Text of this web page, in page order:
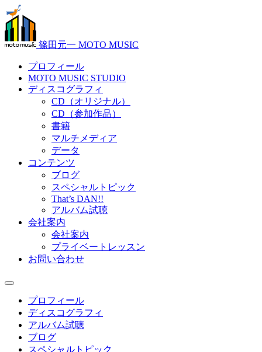
篠田元一 MOTO MUSIC
プロフィール
MOTO MUSIC STUDIO
ディスコグラフィ
CD（オリジナル）
CD（参加作品）
書籍
マルチメディア
データ
コンテンツ
ブログ
スペシャルトピック
That’s DAN!!
アルバム試聴
会社案内
会社案内
プライベートレッスン
お問い合わせ
プロフィール
ディスコグラフィ
アルバム試聴
ブログ
スペシャルトピック